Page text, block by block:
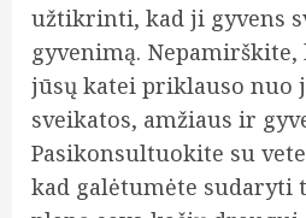
užtikrinti, kad ji gyvens
gyvenimą.
jūsų katei priklauso nuo
sveikatos, amžiaus ir
Pasikonsultuokite su
kad galėtumėte sudaryti